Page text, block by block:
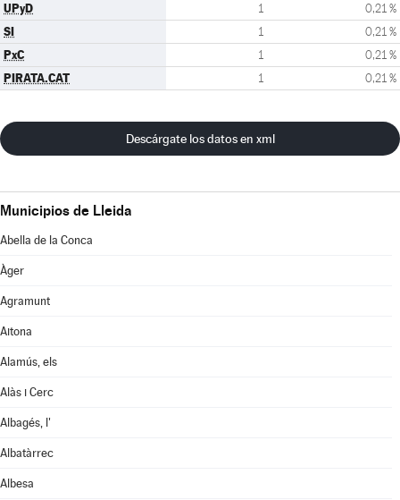
UPyD 1 0,21 %
SI 1 0,21 %
PxC 1 0,21 %
PIRATA.CAT 1 0,21 %
Descárgate los datos en xml
Municipios de Lleida
Abella de la Conca
Àger
Agramunt
Aitona
Alamús, els
Alàs i Cerc
Albagés, l'
Albatàrrec
Albesa